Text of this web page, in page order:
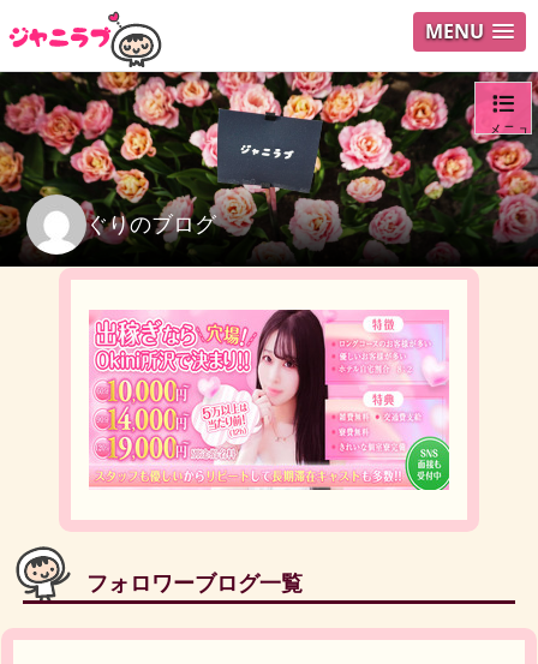
MENU
ぐりのブログ
メニュ
ログイ
フォロワーブログ一覧